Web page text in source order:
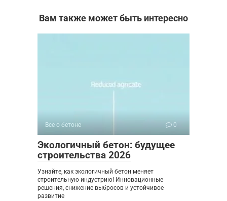
Вам также может быть интересно
Все о бетоне 0
Экологичный бетон: будущее
строительства 2026
Узнайте, как экологичный бетон меняет
строительную индустрию! Инновационные
решения, снижение выбросов и устойчивое
развитие